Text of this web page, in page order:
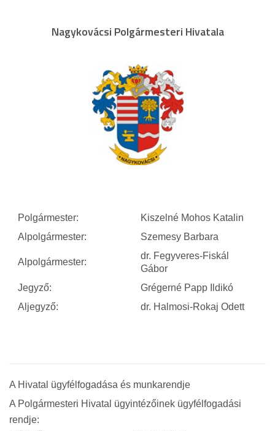
Nagykovácsi Polgármesteri Hivatala
Polgármester:
Kiszelné Mohos Katalin
Alpolgármester:
Szemesy Barbara
Alpolgármester:
dr. Fegyveres-Fiskál
Gábor
Jegyző:
Grégerné Papp Ildikó
Aljegyző:
dr. Halmosi-Rokaj Odett
A Hivatal ügyfélfogadása és munkarendje
A Polgármesteri Hivatal ügyintézőinek ügyfélfogadási
rendje: